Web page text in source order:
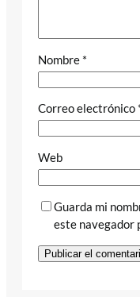
Nombre *
Correo electrónico
Web
Guarda mi
este navegador